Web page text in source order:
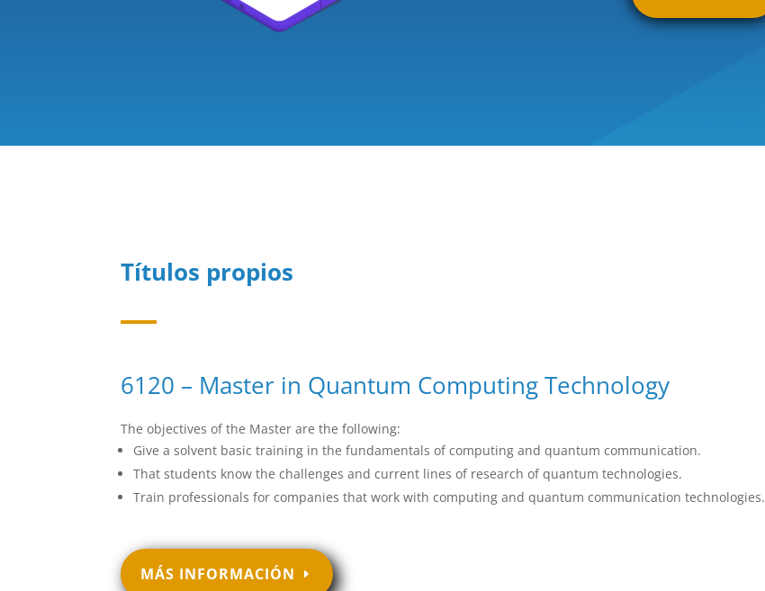
Títulos propios
6120 – Master in Quantum Computing Technology
The objectives of the Master are the following:
Give a solvent basic training in the fundamentals of computing and quantum communication.
That students know the challenges and current lines of research of quantum technologies.
Train professionals for companies that work with computing and quantum communication technologies.
MÁS INFORMACIÓN